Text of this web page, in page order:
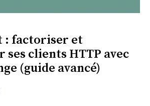
: factoriser et
ses clients HTTP avec
(guide avancé)